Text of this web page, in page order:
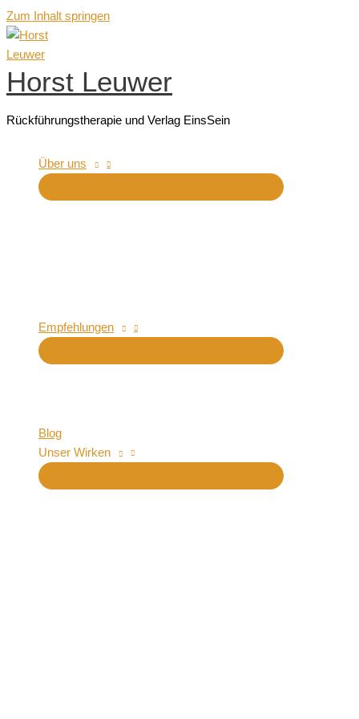
Zum Inhalt springen
Horst Leuwer
Rückführungstherapie und Verlag EinsSein
Über uns
Empfehlungen
Blog
Unser Wirken